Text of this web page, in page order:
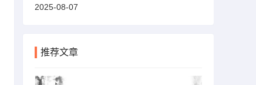
2025-08-07
推荐文章